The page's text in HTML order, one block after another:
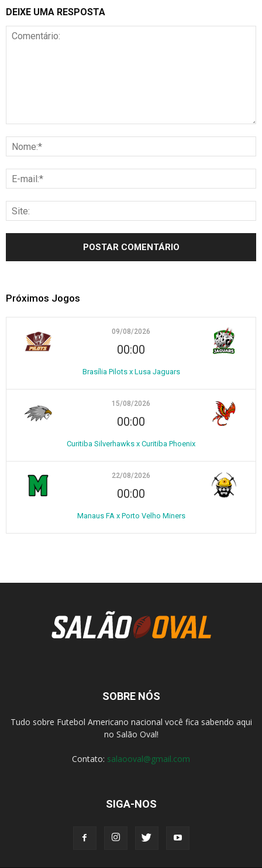
DEIXE UMA RESPOSTA
Próximos Jogos
09/08/2026
00:00
Brasília Pilots x Lusa Jaguars
15/08/2026
00:00
Curitiba Silverhawks x Curitiba Phoenix
22/08/2026
00:00
Manaus FA x Porto Velho Miners
SOBRE NÓS
Tudo sobre Futebol Americano nacional você fica sabendo aqui
no Salão Oval!
Contato: salaooval@gmail.com
SIGA-NOS